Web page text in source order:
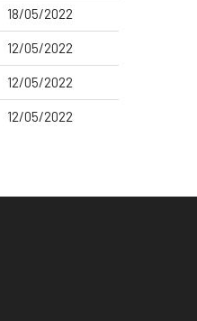
18/05/2022
12/05/2022
12/05/2022
12/05/2022